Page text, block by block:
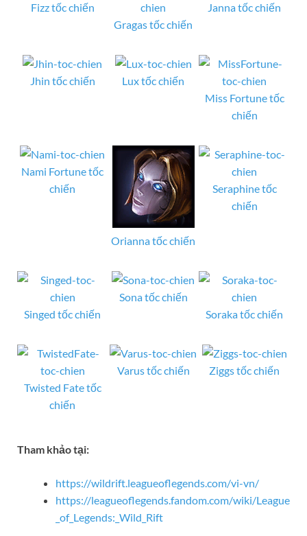
Fizz tốc chiến
Gragas tốc chiến
Janna tốc chiến
Jhin tốc chiến
Lux tốc chiến
Miss Fortune tốc
chiến
Nami Fortune tốc
chiến
Orianna tốc chiến
Seraphine tốc
chiến
Singed tốc chiến
Sona tốc chiến
Soraka tốc chiến
Twisted Fate tốc
chiến
Varus tốc chiến Ziggs tốc chiến
Tham khảo tại:
https://wildrift.leagueoflegends.com/vi-vn/
https://leagueoflegends.fandom.com/wiki/League
_of_Legends:_Wild_Rift